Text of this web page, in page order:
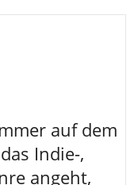
auf dem
Indie-,
angeht,